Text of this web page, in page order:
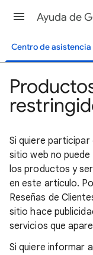
Centro de asistencia
Si quiere participar
sitio web no puede
los productos y
en este artículo.
Reseñas de
sitio hace
servicios que
Si quiere informar